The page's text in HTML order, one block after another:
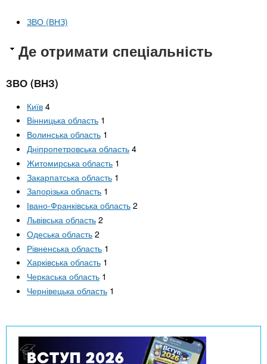
ЗВО (ВНЗ)
Де отримати спеціальність
ЗВО (ВНЗ)
Київ 4
Вінницька область 1
Волинська область 1
Дніпропетровська область 4
Житомирська область 1
Закарпатська область 1
Запорізька область 1
Івано-Франківська область 2
Львівська область 2
Одеська область 2
Рівненська область 1
Харківська область 1
Черкаська область 1
Чернівецька область 1